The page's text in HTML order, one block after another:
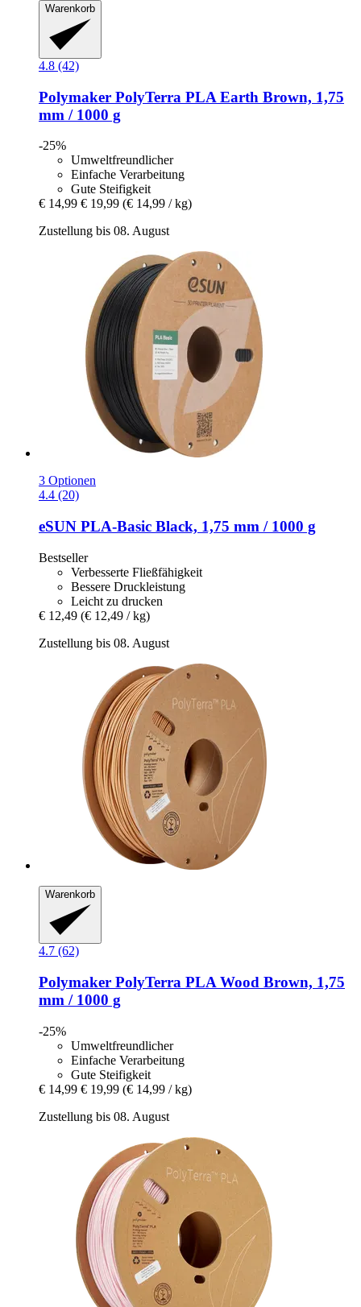
Warenkorb
4.8 (42)
Polymaker PolyTerra PLA Earth Brown, 1,75
mm / 1000 g
-25%
Umweltfreundlicher
Einfache Verarbeitung
Gute Steifigkeit
€ 14,99 € 19,99 (€ 14,99 / kg)
Zustellung bis 08. August
3 Optionen
4.4 (20)
eSUN PLA-​Basic Black, 1,75 mm / 1000 g
Bestseller
Verbesserte Fließfähigkeit
Bessere Druckleistung
Leicht zu drucken
€ 12,49 (€ 12,49 / kg)
Zustellung bis 08. August
Warenkorb
4.7 (62)
Polymaker PolyTerra PLA Wood Brown, 1,75
mm / 1000 g
-25%
Umweltfreundlicher
Einfache Verarbeitung
Gute Steifigkeit
€ 14,99 € 19,99 (€ 14,99 / kg)
Zustellung bis 08. August